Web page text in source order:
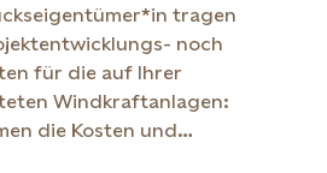
tragen
noch
für die auf Ihrer
Windkraftanlagen:
die Kosten und